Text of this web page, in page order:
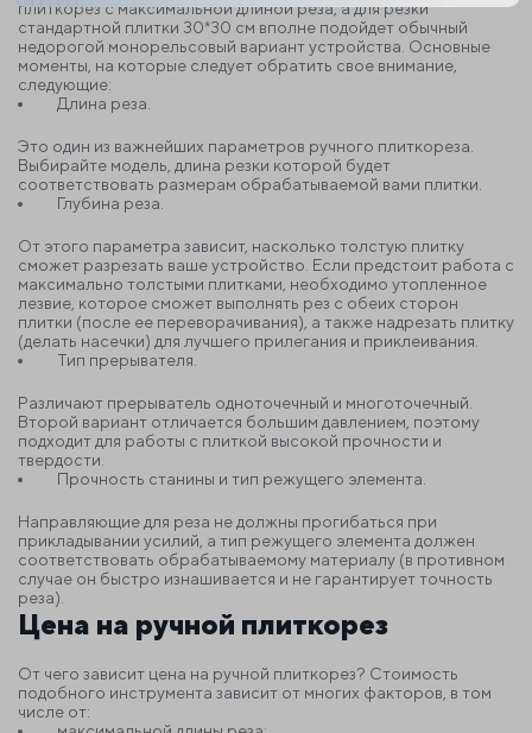
плиткорез с максимальной длиной реза, а для резки
стандартной плитки 30*30 см вполне подойдет обычный
недорогой монорельсовый вариант устройства. Основные
моменты, на которые следует обратить свое внимание,
следующие:
Длина реза.
Это один из важнейших параметров ручного плиткореза.
Выбирайте модель, длина резки которой будет
соответствовать размерам обрабатываемой вами плитки.
Глубина реза.
От этого параметра зависит, насколько толстую плитку
сможет разрезать ваше устройство. Если предстоит работа с
максимально толстыми плитками, необходимо утопленное
лезвие, которое сможет выполнять рез с обеих сторон
плитки (после ее переворачивания), а также надрезать плитку
(делать насечки) для лучшего прилегания и приклеивания.
Тип прерывателя.
Различают прерыватель одноточечный и многоточечный.
Второй вариант отличается большим давлением, поэтому
подходит для работы с плиткой высокой прочности и
твердости.
Прочность станины и тип режущего элемента.
Направляющие для реза не должны прогибаться при
прикладывании усилий, а тип режущего элемента должен
соответствовать обрабатываемому материалу (в противном
случае он быстро изнашивается и не гарантирует точность
реза).
Цена на ручной плиткорез
От чего зависит цена на ручной плиткорез? Стоимость
подобного инструмента зависит от многих факторов, в том
числе от: